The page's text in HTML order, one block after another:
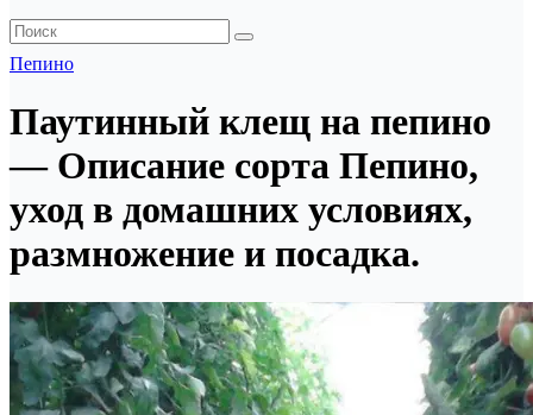
Пепино
Паутинный клещ на пепино
— Описание сорта Пепино,
уход в домашних условиях,
размножение и посадка.